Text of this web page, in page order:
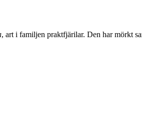
, art i familjen praktfjärilar. Den har mörkt